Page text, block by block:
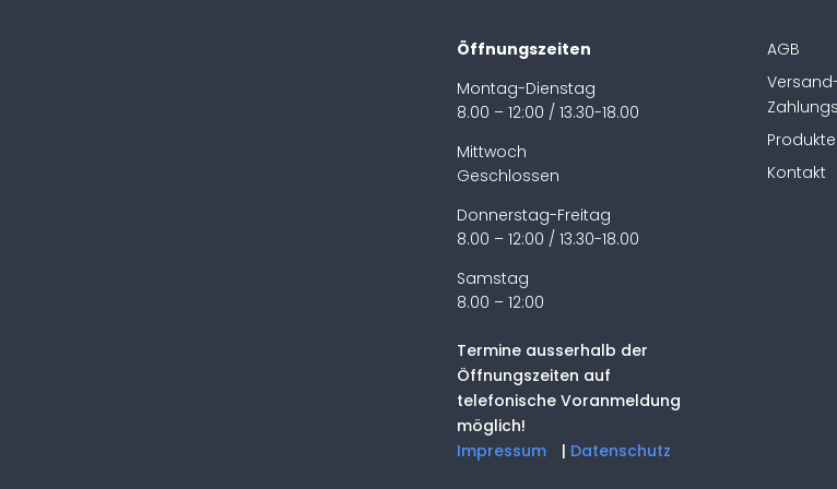
Öffnungszeiten
Montag-Dienstag
8.00 – 12:00 / 13.30-18.00
Mittwoch
Geschlossen
Donnerstag-Freitag
8.00 – 12:00 / 13.30-18.00
Samstag
8.00 – 12:00
Termine ausserhalb der
Öffnungszeiten auf
telefonische Voranmeldung
möglich!
Impressum
| Datenschutz
AGB
Produkte
Kontakt